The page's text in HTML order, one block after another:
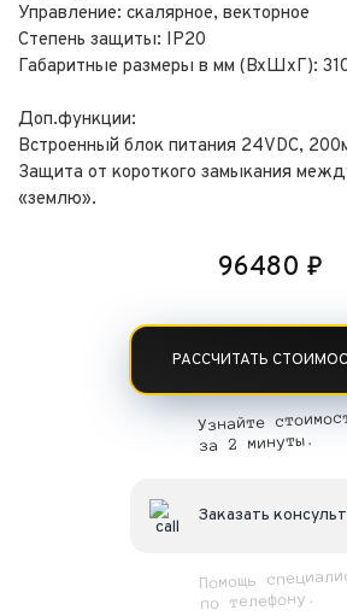
Управление: скалярное, векторное
Степень защиты: IP20
Габаритные размеры в мм (ВхШхГ):
Доп.функции:
Встроенный блок питания 24VDC,
Защита от короткого замыкания
«землю».
96480 ₽
РАССЧИТАТЬ
Узнайте
за 2 минуты.
Заказать
Помощь
по телефону.